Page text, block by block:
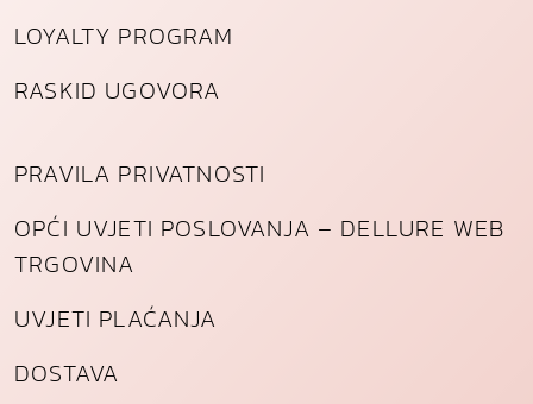
LOYALTY PROGRAM
RASKID UGOVORA
PRAVILA PRIVATNOSTI
OPĆI UVJETI POSLOVANJA – DELLURE WEB
TRGOVINA
UVJETI PLAĆANJA
DOSTAVA